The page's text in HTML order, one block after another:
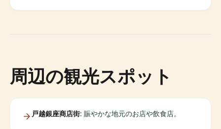
周辺の観光スポット
戸越銀座商店街: 賑やかな地元のお店や飲食店。